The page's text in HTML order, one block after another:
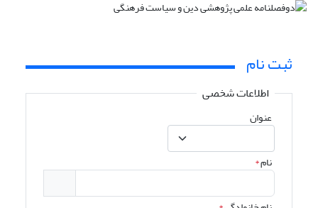
ثبت نام
اطلاعات شخصی
عنوان
نام*